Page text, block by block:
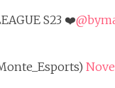
S23 ❤️